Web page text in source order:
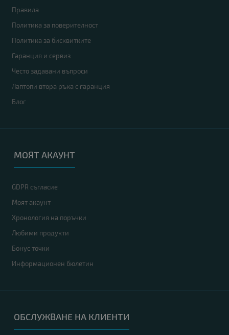
Правила
Политика за поверителност
Политика за бисквитките
Гаранция и сервиз
Често задавани въпроси
Лаптопи втора ръка с гаранция
Блог
МОЯТ АКАУНТ
GDPR съгласие
Моят акаунт
Хронология на поръчки
Любими продукти
Бонус точки
Информационен бюлетин
ОБСЛУЖВАНЕ НА КЛИЕНТИ